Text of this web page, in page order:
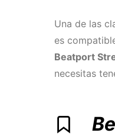
Una de las
es
Beatport
necesitas